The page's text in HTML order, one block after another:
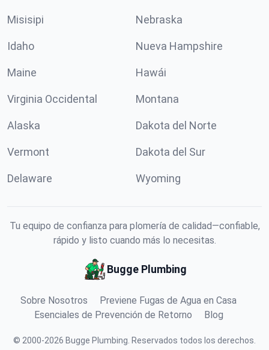
Misisipi Nebraska
Idaho Nueva Hampshire
Maine Hawái
Virginia Occidental Montana
Alaska Dakota del Norte
Vermont Dakota del Sur
Delaware Wyoming
Tu equipo de confianza para plomería de calidad—confiable,
rápido y listo cuando más lo necesitas.
Bugge Plumbing
Sobre Nosotros
Previene Fugas de Agua en Casa
Esenciales de Prevención de Retorno
Blog
© 2000-2026 Bugge Plumbing Reservados todos los derechos.